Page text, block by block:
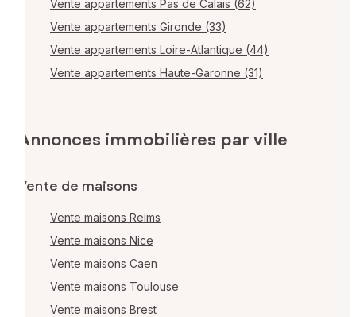
Vente appartements Pas de Calais (62)
Vente appartements Gironde (33)
Vente appartements Loire-Atlantique (44)
Vente appartements Haute-Garonne (31)
Annonces immobilières par ville
Vente de maisons
Vente maisons Reims
Vente maisons Nice
Vente maisons Caen
Vente maisons Toulouse
Vente maisons Brest